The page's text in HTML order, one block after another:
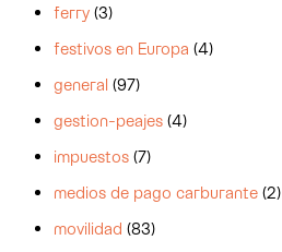
ferry(3)
festivos en Europa (4)
general (97)
gestion-peajes(4)
impuestos(7)
medios de pago carburante(2)
movilidad (83)